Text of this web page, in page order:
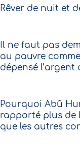
Rêver de nuit et
Il ne faut pas
au pauvre
dépensé l’argent
Pourquoi Abû
rapporté plus de
que les autres